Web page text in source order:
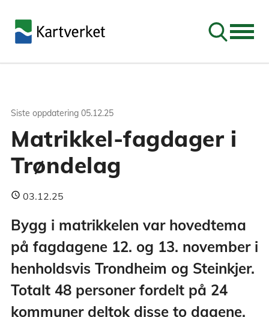
Søk
Siste oppdatering 05.12.25
Matrikkel-fagdager i
Trøndelag
03.12.25
Bygg i matrikkelen var hovedtema
på fagdagene 12. og 13. november i
henholdsvis Trondheim og Steinkjer.
Totalt 48 personer fordelt på 24
kommuner deltok disse to dagene.